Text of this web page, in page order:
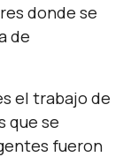
donde se
de
el trabajo de
que se
fueron